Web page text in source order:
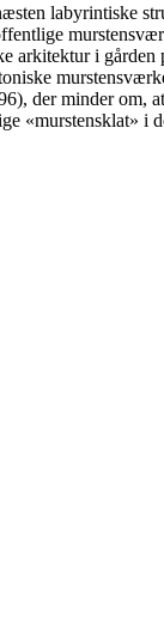
labyrintiske
arkitektur i
der minder om,
«murstensklat»